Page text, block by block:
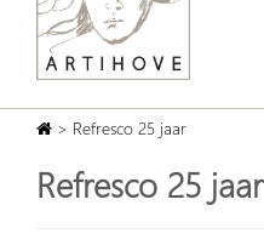
> Refresco 25 jaar
Refresco 25 jaar